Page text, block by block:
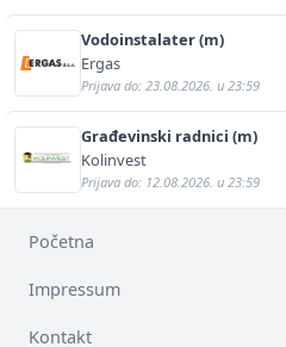
Vodoinstalater (m)
Ergas
Prijava do: 23.08.2026. u 23:59
Građevinski radnici (m)
Kolinvest
Prijava do: 12.08.2026. u 23:59
Početna
Impressum
Kontakt